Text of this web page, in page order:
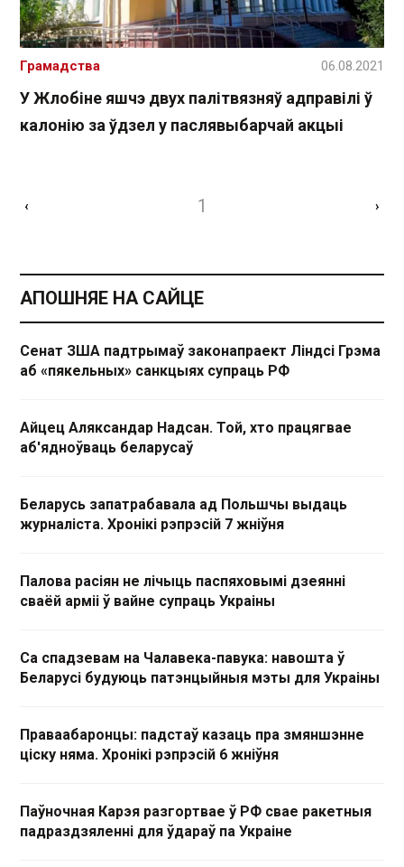
У Жлобіне яшчэ двух палітвязняў адправілі ў
калонію за ўдзел у паслявыбарчай акцыі
Грамадства 06.08.2021
‹ 1 ›
АПОШНЯЕ НА САЙЦЕ
Сенат ЗША падтрымаў законапраект Ліндсі Грэма
аб «пякельных» санкцыях супраць РФ
Айцец Аляксандар Надсан. Той, хто працягвае
аб'ядноўваць беларусаў
Беларусь запатрабавала ад Польшчы выдаць
журналіста. Хронікі рэпрэсій 7 жніўня
Палова расіян не лічыць паспяховымі дзеянні
сваёй арміі ў вайне супраць Украіны
Са спадзевам на Чалавека-павука: навошта ў
Беларусі будуюць патэнцыйныя мэты для Украіны
Праваабаронцы: падстаў казаць пра змяншэнне
ціску няма. Хронікі рэпрэсій 6 жніўня
Паўночная Карэя разгортвае ў РФ свае ракетныя
падраздзяленні для ўдараў па Украіне